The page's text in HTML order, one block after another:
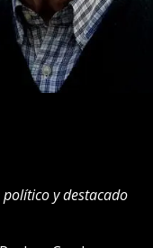
y destacado